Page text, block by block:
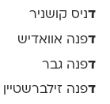
דניס קושניר
דפנה אוואדיש
דפנה גבר
דפנה זילברשטיין